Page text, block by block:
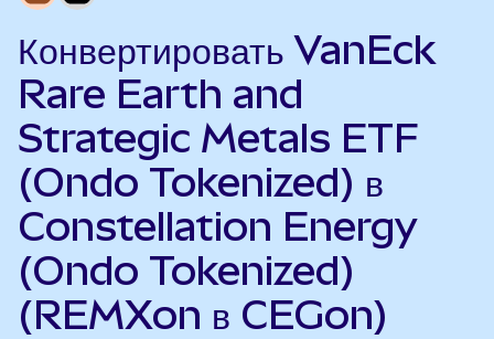
Конвертировать VanEck
Rare Earth and
Strategic Metals ETF
(Ondo Tokenized) в
Constellation Energy
(Ondo Tokenized)
(REMXon в CEGon)